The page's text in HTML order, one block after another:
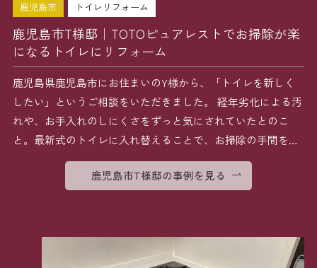
鹿児島市 トイレリフォーム
鹿児島市T様邸｜TOTOピュアレストでお掃除が楽
になるトイレにリフォーム
鹿児島県鹿児島市にお住まいのY様から、「トイレを新しく
したい」というご相談をいただきました。 経年劣化による汚
れや、お手入れのしにくさをずっと気にされていたとのこ
と。最新式のトイレに入れ替えることで、お掃除の手間を減
鹿児島市T様邸の事例を見る